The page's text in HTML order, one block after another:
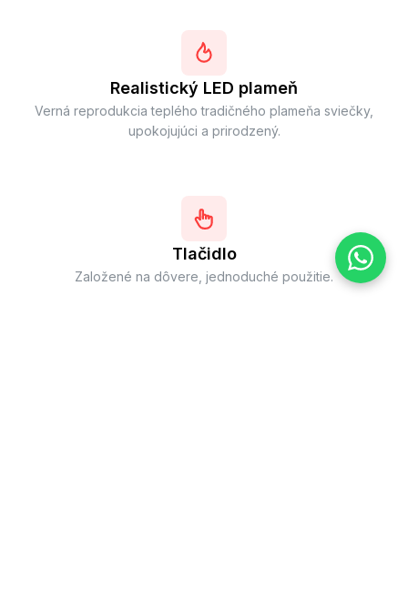
Realistický LED plameň
Verná reprodukcia teplého tradičného plameňa sviečky,
upokojujúci a prirodzený.
Tlačidlo
Založené na dôvere, jednoduché použitie.